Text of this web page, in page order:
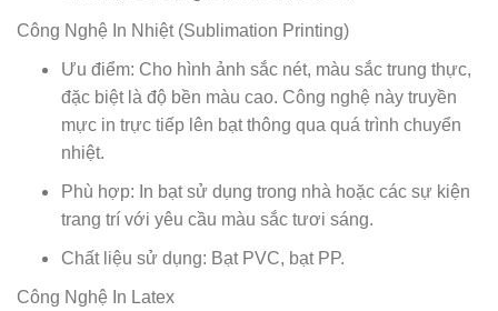
Công Nghệ In Nhiệt (Sublimation Printing)
Ưu điểm: Cho hình ảnh sắc nét, màu sắc trung thực,
đặc biệt là độ bền màu cao. Công nghệ này truyền
mực in trực tiếp lên bạt thông qua quá trình chuyển
nhiệt.
Phù hợp: In bạt sử dụng trong nhà hoặc các sự kiện
trang trí với yêu cầu màu sắc tươi sáng.
Chất liệu sử dụng: Bạt PVC, bạt PP.
Công Nghệ In Latex